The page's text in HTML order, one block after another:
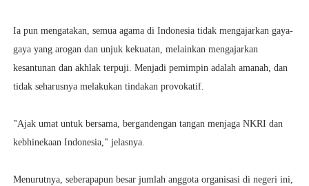
Ia pun mengatakan, semua agama di Indonesia tidak mengajarkan gaya-
gaya yang arogan dan unjuk kekuatan, melainkan mengajarkan
kesantunan dan akhlak terpuji. Menjadi pemimpin adalah amanah, dan
tidak seharusnya melakukan tindakan provokatif.
"Ajak umat untuk bersama, bergandengan tangan menjaga NKRI dan
kebhinekaan Indonesia," jelasnya.
Menurutnya, seberapapun besar jumlah anggota organisasi di negeri ini,